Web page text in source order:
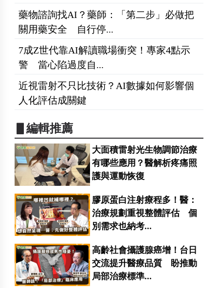
藥物諮詢找AI？藥師：「第二步」必做把
關用藥安全 自行停...
7成Z世代靠AI解讀職場衝突！專家4點示
警 當心陷過度自...
近視雷射不只比技術？AI數據如何影響個
人化評估成關鍵
▋編輯推薦
大面積雷射光生物調節治療
有哪些應用？醫解析疼痛照
護與運動恢復
膠原蛋白注射療程多！醫：
治療規劃重視整體評估 個
別需求也納考...
高齡社會攝護腺癌增！台日
交流提升醫療品質 盼推動
局部治療標準...